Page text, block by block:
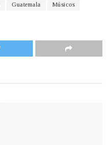
Guatemala Músicos